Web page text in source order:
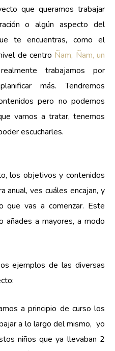
que queramos trabajar
o algún aspecto del
te encuentras, como el
de centro Ñam, Ñam, un
trabajamos por
más. Tendremos
pero no podemos
vamos a tratar, tenemos
escucharles.
los objetivos y contenidos
anual, ves cuáles encajan, y
vas a comenzar. Este
añades a mayores, a modo
ejemplos de las diversas
a principio de curso los
a lo largo del mismo, yo
niños que ya llevaban 2